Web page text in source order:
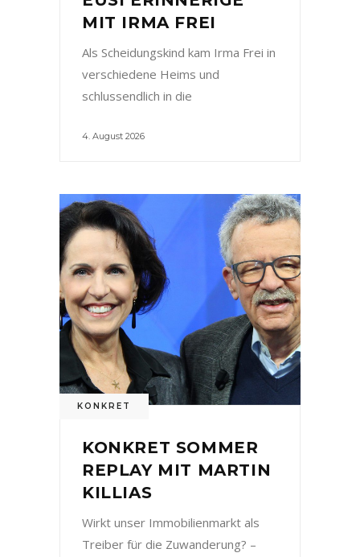
MIT IRMA FREI
Als Scheidungskind kam Irma Frei in
verschiedene Heims und
schlussendlich in die
4. August 2026
KONKRET
KONKRET SOMMER
REPLAY MIT MARTIN
KILLIAS
Wirkt unser Immobilienmarkt als
Treiber für die Zuwanderung? –